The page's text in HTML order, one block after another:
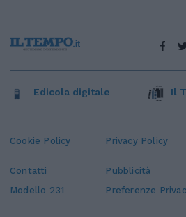
Cookie Policy Privacy Policy
Contatti Pubblicità
Modello 231
Preferenze
Edicola digitale Il